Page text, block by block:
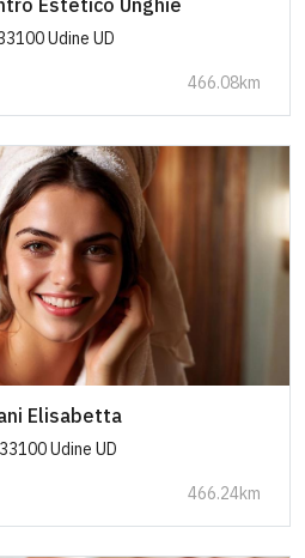
Estetico Unghie
Udine UD
466.08km
Elisabetta
Udine UD
466.24km